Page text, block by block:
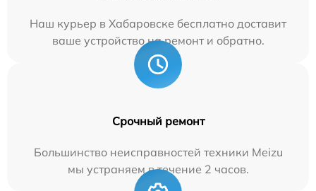
Наш курьер в Хабаровске бесплатно доставит
ваше устройство на ремонт и обратно.
Срочный ремонт
Большинство неисправностей техники Meizu
мы устраняем в течение 2 часов.